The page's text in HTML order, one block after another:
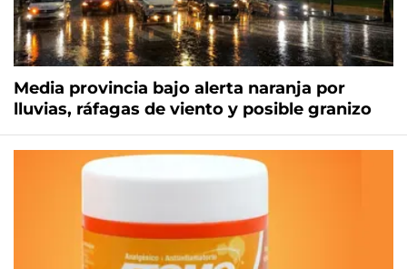
Media provincia bajo alerta naranja por
lluvias, ráfagas de viento y posible granizo